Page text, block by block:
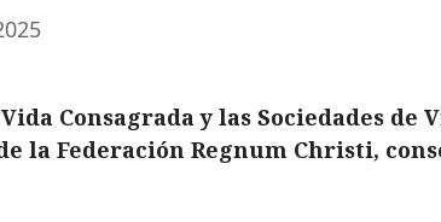
Consagrada y las Sociedades de
la Federación Regnum Christi,